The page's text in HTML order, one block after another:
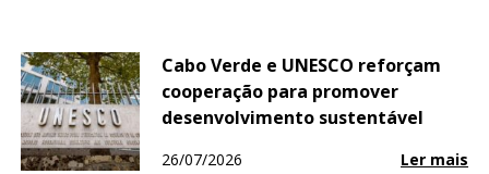
Cabo Verde e UNESCO reforçam
cooperação para promover
desenvolvimento sustentável
26/07/2026 Ler mais